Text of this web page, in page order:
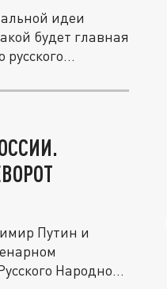
идеи
будет главная
Путин и
Народного